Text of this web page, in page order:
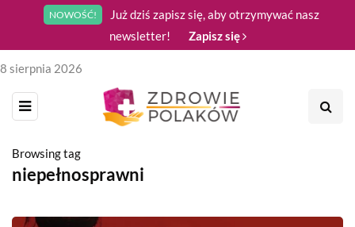
NOWOŚĆ!
Już dziś zapisz się, aby otrzymywać nasz
newsletter!
Zapisz się
8 sierpnia 2026
Browsing tag
niepełnosprawni